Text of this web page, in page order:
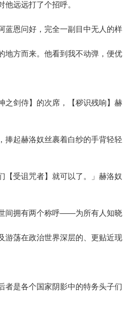
远远打了个招呼。
恩问好，完全一副目中无人的样
地方而来。他看到我不动弹，便优
剑侍】的次席，【秽识残响】赫
起赫洛奴丝裹着白纱的手背轻轻
受诅咒者】就可以了。」赫洛奴
拥有两个称呼——为所有人知晓
游荡在政治世界深层的、更贴近现
是各个国家阴影中的特务头子们